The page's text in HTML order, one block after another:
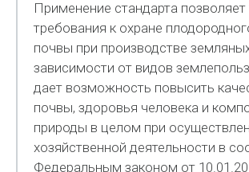
Применение стандарта позволяет
требования к охране
почвы при производстве
зависимости от видов
дает возможность повысить
почвы, здоровья человека и
природы в целом при
хозяйственной деятельности в
Федеральным законом от